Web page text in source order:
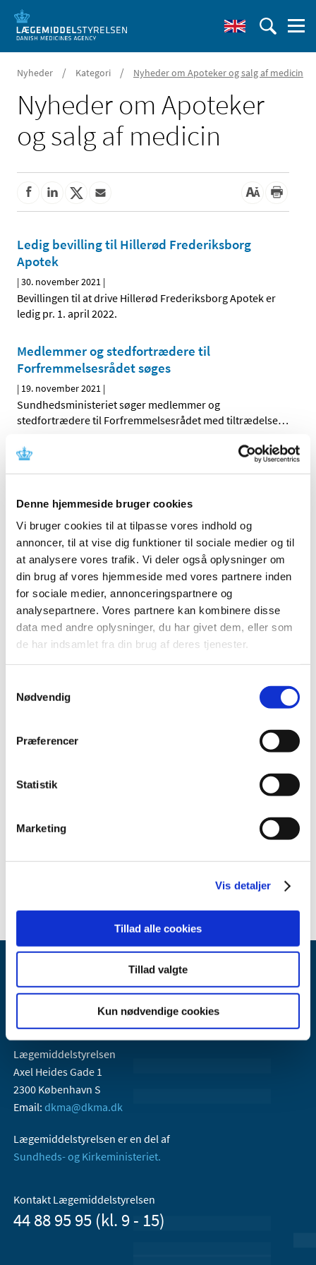
Denne hjemmeside bruger cookies
Vi bruger cookies til at tilpasse vores indhold og
annoncer, til at vise dig funktioner til sociale medier og til
at analysere vores trafik. Vi deler også oplysninger om
din brug af vores hjemmeside med vores partnere inden
for sociale medier, annonceringspartnere og
analysepartnere. Vores partnere kan kombinere disse
data med andre oplysninger, du har givet dem, eller som
de har indsamlet fra din brug af deres tjenester.
Nødvendig
Præferencer
Statistik
Marketing
Vis detaljer
Tillad alle cookies
Tillad valgte
Kun nødvendige cookies
Nyheder / Kategori / Nyheder om Apoteker og salg af medicin
Nyheder om Apoteker
og salg af medicin
Ledig bevilling til Hillerød Frederiksborg
Apotek
|30. november 2021 |
Bevillingen til at drive Hillerød Frederiksborg Apotek er
ledig pr. 1. april 2022.
Medlemmer og stedfortrædere til
Forfremmelsesrådet søges
| 19. november 2021 |
Sundhedsministeriet søger medlemmer og
stedfortrædere til Forfremmelsesrådet med tiltrædelse…
2025 (13)
2024 (30)
2023 (49)
2022 (35)
2021 (23)
november (2)
oktober (2)
september (5)
juni (1)
april (3)
februar (2)
2018 (40)
Lægemiddelstyrelsen
Axel Heides Gade 1
2300 København S
Email: dkma@dkma.dk
Lægemiddelstyrelsen er en del af
Sundheds- og Kirkeministeriet.
Kontakt Lægemiddelstyrelsen
44 88 95 95 (kl. 9 - 15)